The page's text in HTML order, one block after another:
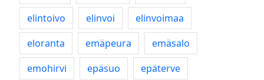
elintoivo
elinvoi
elinvoimaa
eloranta
emäpeura
emäsalo
emohirvi
epäsuo
epäterve